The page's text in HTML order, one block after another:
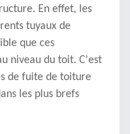
En effet, les
tuyaux de
que ces
niveau du toit. C'est
de fuite de toiture
les plus brefs